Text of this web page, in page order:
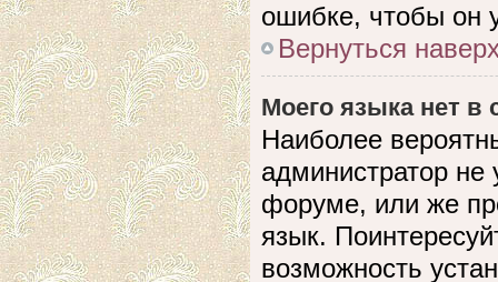
ошибке, чтобы он
Вернуться
Моего языка нет в
Наиболее
администратор не
форуме, или же
язык.
возможность